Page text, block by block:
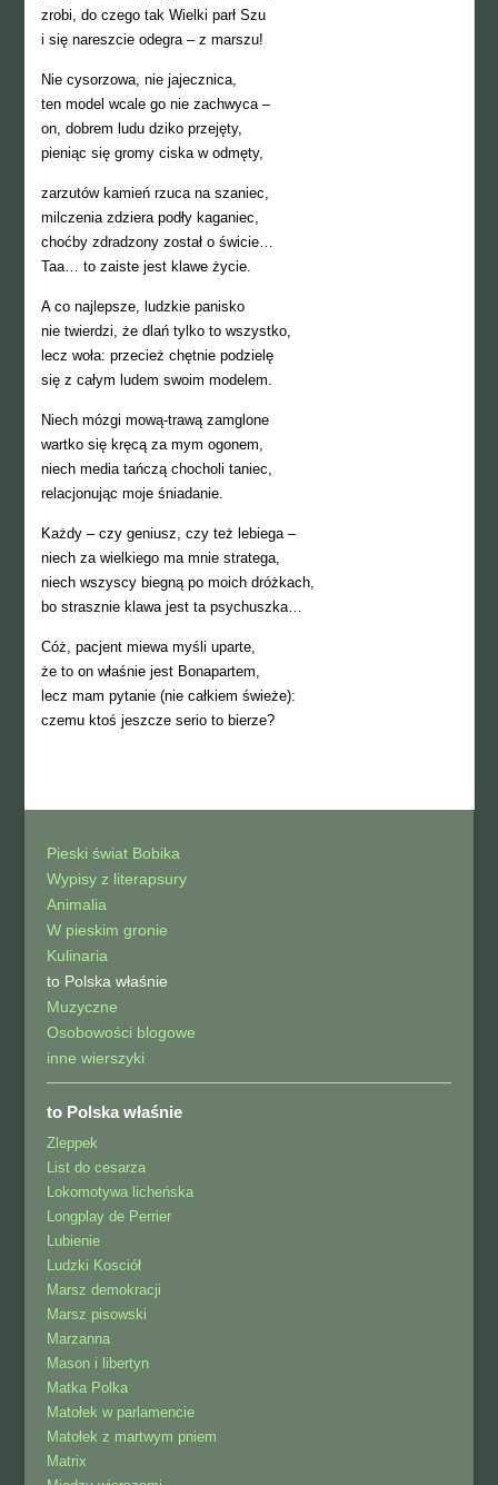
zrobi, do czego tak Wielki parł Szu
i się nareszcie odegra – z marszu!
Nie cysorzowa, nie jajecznica,
ten model wcale go nie zachwyca –
on, dobrem ludu dziko przejęty,
pieniąc się gromy ciska w odmęty,
zarzutów kamień rzuca na szaniec,
milczenia zdziera podły kaganiec,
choćby zdradzony został o świcie…
Taa… to zaiste jest klawe życie.
A co najlepsze, ludzkie panisko
nie twierdzi, że dlań tylko to wszystko,
lecz woła: przecież chętnie podzielę
się z całym ludem swoim modelem.
Niech mózgi mową-trawą zamglone
wartko się kręcą za mym ogonem,
niech media tańczą chocholi taniec,
relacjonując moje śniadanie.
Każdy – czy geniusz, czy też lebiega –
niech za wielkiego ma mnie stratega,
niech wszyscy biegną po moich dróżkach,
bo strasznie klawa jest ta psychuszka…
Cóż, pacjent miewa myśli uparte,
że to on właśnie jest Bonapartem,
lecz mam pytanie (nie całkiem świeże):
czemu ktoś jeszcze serio to bierze?
Pieski świat Bobika
Wypisy z literapsury
Animalia
W pieskim gronie
Kulinaria
to Polska właśnie
Muzyczne
Osobowości blogowe
inne wierszyki
to Polska właśnie
Zleppek
List do cesarza
Lokomotywa licheńska
Longplay de Perrier
Lubienie
Ludzki Kosciół
Marsz demokracji
Marsz pisowski
Marzanna
Mason i libertyn
Matka Polka
Matołek w parlamencie
Matołek z martwym pniem
Matrix